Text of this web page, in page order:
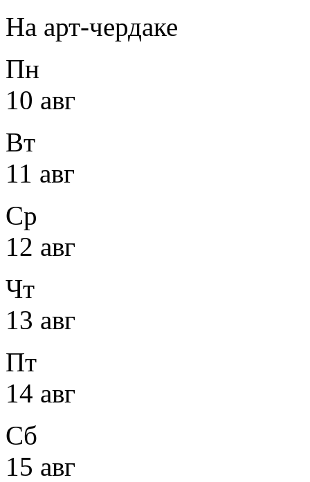
На арт-чердаке
Пн
10 авг
Вт
11 авг
Ср
12 авг
Чт
13 авг
Пт
14 авг
Сб
15 авг